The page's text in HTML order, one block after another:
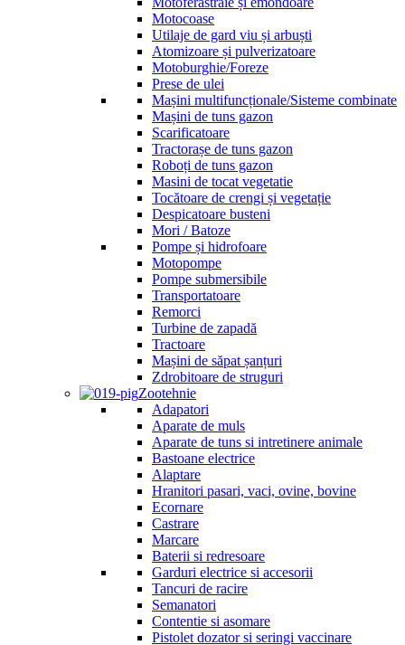
Motocoase
Utilaje de gard viu și arbuști
Atomizoare și pulverizatoare
Motoburghie/Foreze
Prese de ulei
Mașini multifuncționale/Sisteme combinate
Mașini de tuns gazon
Scarificatoare
Tractorașe de tuns gazon
Roboți de tuns gazon
Masini de tocat vegetatie
Tocătoare de crengi și vegetație
Despicatoare busteni
Mori / Batoze
Pompe și hidrofoare
Motopompe
Pompe submersibile
Transportatoare
Remorci
Turbine de zapadă
Tractoare
Mașini de săpat șanțuri
Zdrobitoare de struguri
Zootehnie
Adapatori
Aparate de muls
Aparate de tuns si intretinere animale
Bastoane electrice
Alaptare
Hranitori pasari, vaci, ovine, bovine
Ecornare
Castrare
Marcare
Baterii si redresoare
Garduri electrice si accesorii
Tancuri de racire
Semanatori
Contentie si asomare
Pistolet dozator si seringi vaccinare